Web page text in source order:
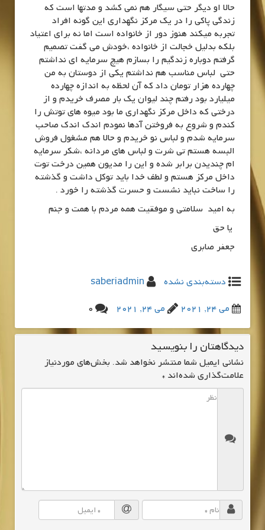
حالا او دیگر حتی سیگار هم نمی کشد و مدتها است که
زندگی پاکی را در یک مرکز نگهداری این گونه افراد
تجربه میکند هنوز دور از خانواده است اما نه برای اعتیاد
بلکه بدلیل خجالت از خانواده ،خودش می گفت تصمیم
گرفتم دوباره زندگیم را بسازم هیچ سرمایه ای نداشتم
حتی لباس مناسب هم نداشتم یکی از دوستان به من
چهارده هزار تومان داد که آن لحظه به اندازه چهارده
میلیارد بود رفتم چند لیوان یک بار مصرف خریدم و از
درختی که داخل مرکز نگهداری ما بود میوه های توتش را
کندم و شروع به فروختن آدها نمودم اندک اندک صاحب
سرمایه شدم و لباس نو خریدم و حالا هم مشغول فروش
البسه هستم تی شرت و لباس های مردانه ،شکر سرمایه
ام چندیدن برابر شده و این را مدیون همین درخت توت
داخل مرکز هستم و لطف خدا باید توکل داشت و گذشته
را ساخت نباید نشست و حسرت گذشته را خورد .
به امید سلامتی و موفقیت همه مردم با همت و جنم
یا حق
جعفر صابری
دسته‌بندی نشده
saberiadmin
می 24, 2021
می 24, 2021 0
دیدگاهتان را بنویسید
نشانی ایمیل شما منتشر نخواهد شد. بخش‌های موردنیاز
علامت‌گذاری شده‌اند *